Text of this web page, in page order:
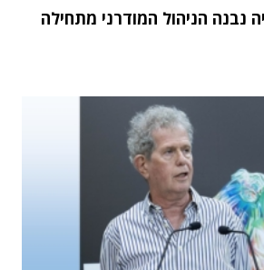
נבנה הניהול המודרני מתחילה